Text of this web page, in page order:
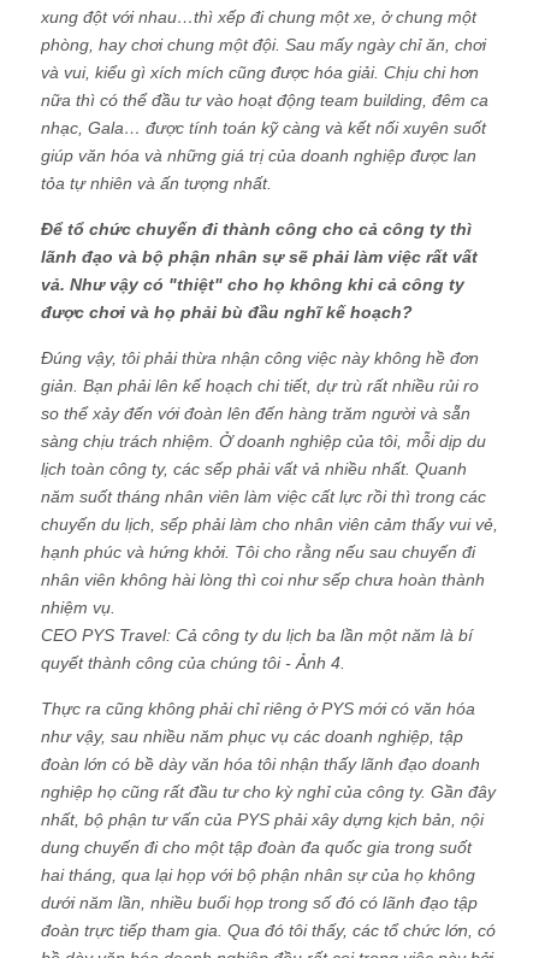
xung đột với nhau…thì xếp đi chung một xe, ở chung một
phòng, hay chơi chung một đội. Sau mấy ngày chỉ ăn, chơi
và vui, kiểu gì xích mích cũng được hóa giải. Chịu chi hơn
nữa thì có thể đầu tư vào hoạt động team building, đêm ca
nhạc, Gala… được tính toán kỹ càng và kết nối xuyên suốt
giúp văn hóa và những giá trị của doanh nghiệp được lan
tỏa tự nhiên và ấn tượng nhất.
Để tổ chức chuyến đi thành công cho cả công ty thì
lãnh đạo và bộ phận nhân sự sẽ phải làm việc rất vất
vả. Như vậy có "thiệt" cho họ không khi cả công ty
được chơi và họ phải bù đầu nghĩ kế hoạch?
Đúng vậy, tôi phải thừa nhận công việc này không hề đơn
giản. Bạn phải lên kế hoạch chi tiết, dự trù rất nhiều rủi ro
so thể xảy đến với đoàn lên đến hàng trăm người và sẵn
sàng chịu trách nhiệm. Ở doanh nghiệp của tôi, mỗi dịp du
lịch toàn công ty, các sếp phải vất vả nhiều nhất. Quanh
năm suốt tháng nhân viên làm việc cất lực rồi thì trong các
chuyến du lịch, sếp phải làm cho nhân viên cảm thấy vui vẻ,
hạnh phúc và hứng khởi. Tôi cho rằng nếu sau chuyến đi
nhân viên không hài lòng thì coi như sếp chưa hoàn thành
nhiệm vụ.
CEO PYS Travel: Cả công ty du lịch ba lần một năm là bí
quyết thành công của chúng tôi - Ảnh 4.
Thực ra cũng không phải chỉ riêng ở PYS mới có văn hóa
như vậy, sau nhiều năm phục vụ các doanh nghiệp, tập
đoàn lớn có bề dày văn hóa tôi nhận thấy lãnh đạo doanh
nghiệp họ cũng rất đầu tư cho kỳ nghỉ của công ty. Gần đây
nhất, bộ phận tư vấn của PYS phải xây dựng kịch bản, nội
dung chuyến đi cho một tập đoàn đa quốc gia trong suốt
hai tháng, qua lại họp với bộ phận nhân sự của họ không
dưới năm lần, nhiều buổi họp trong số đó có lãnh đạo tập
đoàn trực tiếp tham gia. Qua đó tôi thấy, các tổ chức lớn, có